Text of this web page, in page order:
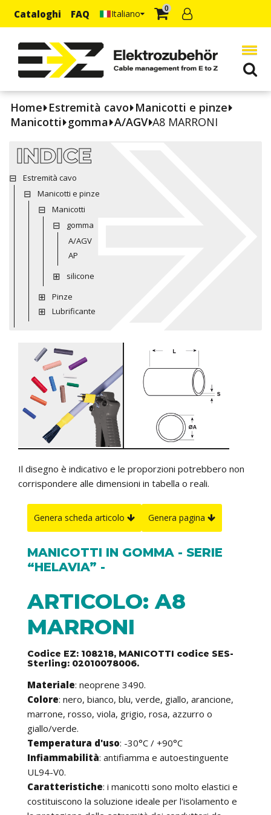
Cataloghi FAQ Italiano 0
Home Estremità cavo Manicotti e pinze
Manicotti gomma A/AGV A8 MARRONI
INDICE
Estremità cavo
Manicotti e pinze
Manicotti
gomma
A/AGV
AP
silicone
Pinze
Lubrificante
Il disegno è indicativo e le proporzioni potrebbero non
corrispondere alle dimensioni in tabella o reali.
Genera scheda articolo Genera pagina
MANICOTTI IN GOMMA - SERIE
“HELAVIA” -
ARTICOLO: A8
MARRONI
Codice EZ: 108218, MANICOTTI codice SES-
Sterling: 02010078006.
Materiale: neoprene 3490.
Colore: nero, bianco, blu, verde, giallo, arancione,
marrone, rosso, viola, grigio, rosa, azzurro o
giallo/verde.
Temperatura d'uso: -30°C / +90°C
Infiammabilità: antifiamma e autoestinguente
UL94-V0.
Caratteristiche: i manicotti sono molto elastici e
costituiscono la soluzione ideale per l'isolamento e